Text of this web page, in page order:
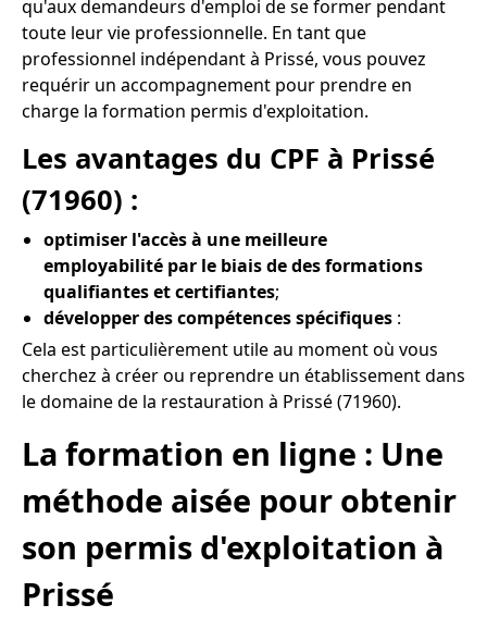
qu'aux demandeurs d'emploi de se former pendant
toute leur vie professionnelle. En tant que
professionnel indépendant à Prissé, vous pouvez
requérir un accompagnement pour prendre en
charge la formation permis d'exploitation.
Les avantages du CPF à Prissé
(71960) :
optimiser l'accès à une meilleure
employabilité par le biais de des formations
qualifiantes et certifiantes;
développer des compétences spécifiques :
Cela est particulièrement utile au moment où vous
cherchez à créer ou reprendre un établissement dans
le domaine de la restauration à Prissé (71960).
La formation en ligne : Une
méthode aisée pour obtenir
son permis d'exploitation à
Prissé